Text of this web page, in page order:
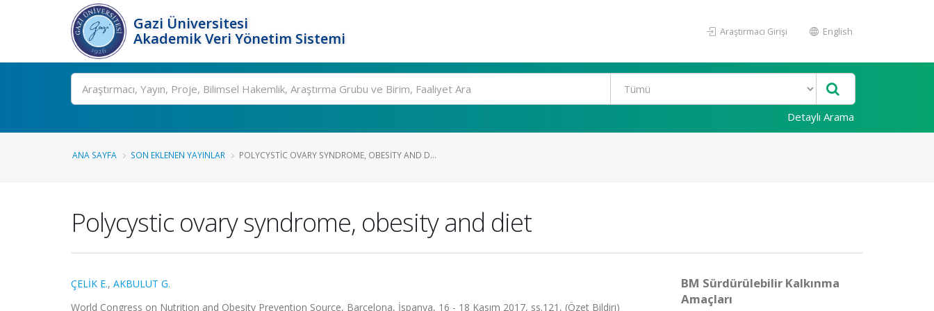
Gazi Üniversitesi
Akademik Veri Yönetim Sistemi
Araştırmacı Girişi English
Ara
Detaylı Arama
ANA SAYFA SON EKLENEN YAYINLAR POLYCYSTIC OVARY SYNDROME, OBESITY AND D...
Polycystic ovary syndrome, obesity and diet
ÇELİK E., AKBULUT G.
World Congress on Nutrition and Obesity Prevention Source, Barcelona, İspanya, 16 - 18 Kasım 2017, ss.121, (Özet Bildiri)
BM Sürdürülebilir Kalkınma
Amaçları